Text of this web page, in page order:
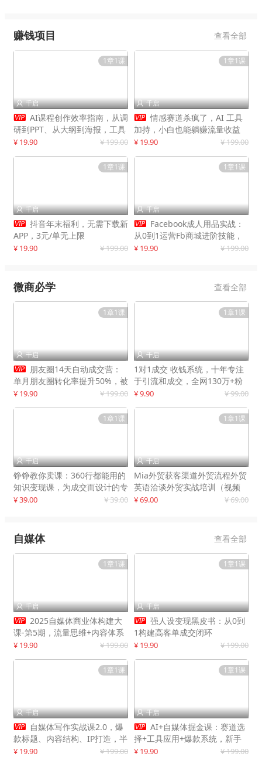
赚钱项目 查看全部
1章1课
 千启
 AI课程创作效率指南，从调
研到PPT、从大纲到海报，工具
赋能，打造可持续变现产品线
¥ 19.90 ¥ 199.00
1章1课
 千启
 情感赛道杀疯了，AI 工具
加持，小白也能躺赚流量收益
¥ 19.90 ¥ 199.00
1章1课
 千启
 抖音年末福利，无需下载新
APP，3元/单无上限
¥ 19.90 ¥ 199.00
1章1课
 千启
 Facebook成人用品实战：
从0到1运营Fb商城进阶技能，
快速提升订单转化与店铺收益
¥ 19.90 ¥ 199.00
微商必学 查看全部
1章1课
 千启
 朋友圈14天自动成交营：
单月朋友圈转化率提升50%，被
动收入超3万元
¥ 19.90 ¥ 199.00
1章1课
 千启
1对1成交 收钱系统，十年专注
于引流和成交，全网130万+粉
丝
¥ 9.90 ¥ 99.00
1章1课
 千启
铮铮教你卖课：360行都能用的
知识变现课，为成交而设计的专
属课程
¥ 39.00 ¥ 39.00
1章1课
 千启
Mia外贸获客渠道外贸流程外贸
英语洽谈外贸实战培训（视频
课）价值399元
¥ 69.00 ¥ 69.00
自媒体 查看全部
1章1课
 千启
 2025自媒体商业体构建大
课-第5期，流量思维+内容体系
+变现闭环，打造个人可持续生
¥ 19.90 ¥ 199.00
1章1课
 千启
 强人设变现黑皮书：从0到
1构建高客单成交闭环
¥ 19.90 ¥ 199.00
1章1课
 千启
 自媒体写作实战课2.0，爆
款标题、内容结构、IP打造，半
年复制30万粉月入10万+
¥ 19.90 ¥ 199.00
1章1课
 千启
 AI+自媒体掘金课：赛道选
择+工具应用+爆款系统，新手
快速起步，副业月入8000+
¥ 19.90 ¥ 199.00